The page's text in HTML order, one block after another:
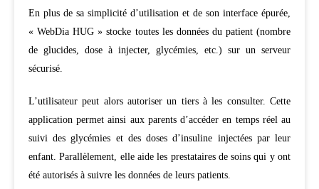
En plus de sa simplicité d’utilisation et de son interface épurée,
« WebDia HUG » stocke toutes les données du patient (nombre
de glucides, dose à injecter, glycémies, etc.) sur un serveur
sécurisé.
L’utilisateur peut alors autoriser un tiers à les consulter. Cette
application permet ainsi aux parents d’accéder en temps réel au
suivi des glycémies et des doses d’insuline injectées par leur
enfant. Parallèlement, elle aide les prestataires de soins qui y ont
été autorisés à suivre les données de leurs patients.